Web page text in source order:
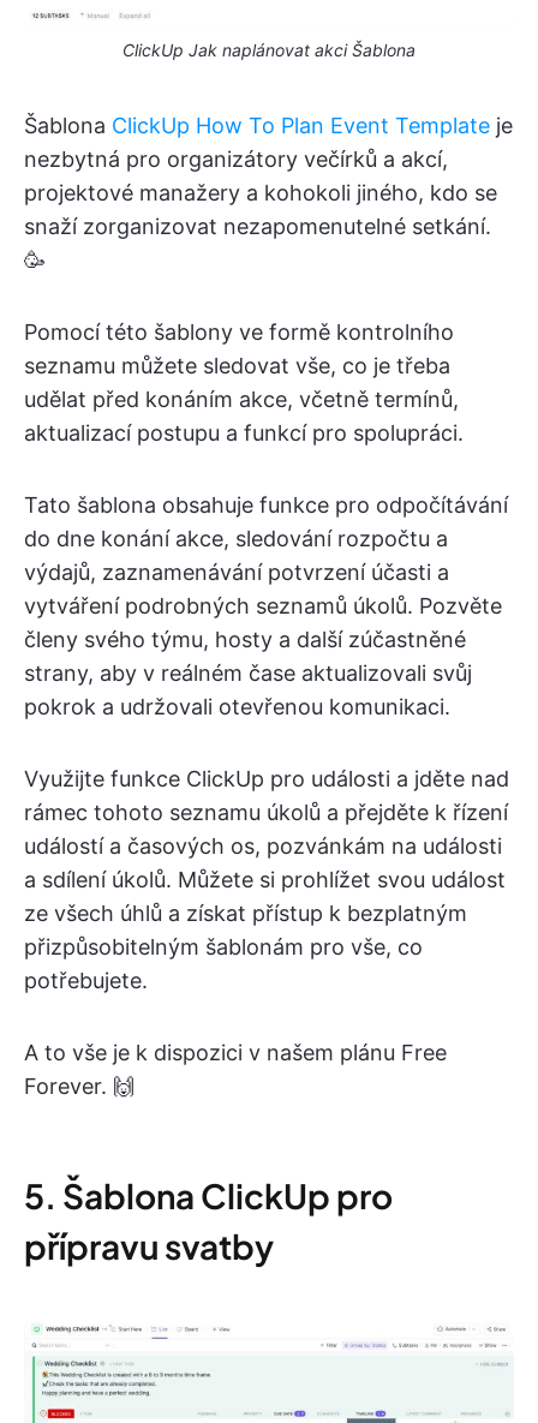
ClickUp Jak naplánovat akci Šablona
Šablona ClickUp How To Plan Event Template je
nezbytná pro organizátory večírků a akcí,
projektové manažery a kohokoli jiného, kdo se
snaží zorganizovat nezapomenutelné setkání.
🥳
Pomocí této šablony ve formě kontrolního
seznamu můžete sledovat vše, co je třeba
udělat před konáním akce, včetně termínů,
aktualizací postupu a funkcí pro spolupráci.
Tato šablona obsahuje funkce pro odpočítávání
do dne konání akce, sledování rozpočtu a
výdajů, zaznamenávání potvrzení účasti a
vytváření podrobných seznamů úkolů. Pozvěte
členy svého týmu, hosty a další zúčastněné
strany, aby v reálném čase aktualizovali svůj
pokrok a udržovali otevřenou komunikaci.
Využijte funkce ClickUp pro události a jděte nad
rámec tohoto seznamu úkolů a přejděte k řízení
událostí a časových os, pozvánkám na události
a sdílení úkolů. Můžete si prohlížet svou událost
ze všech úhlů a získat přístup k bezplatným
přizpůsobitelným šablonám pro vše, co
potřebujete.
A to vše je k dispozici v našem plánu Free
Forever. 🙌
5. Šablona ClickUp pro
přípravu svatby